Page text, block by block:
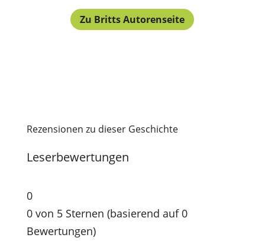
Zu Britts Autorenseite
Rezensionen zu dieser Geschichte
Leserbewertungen
0
0 von 5 Sternen (basierend auf 0
Bewertungen)